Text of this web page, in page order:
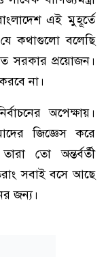
এই মুহূর্তে
কথাগুলো বলেছি
সরকার প্রয়োজন।
না।
অপেক্ষায়।
জিজ্ঞেস করে
তো অন্তর্বর্তী
সবাই বসে আছে
জন্য।